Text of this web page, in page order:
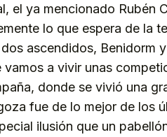
el ya mencionado Rubén
lo que espera de la
ascendidos, Benidorm
vamos a vivir unas
donde se vivió una
fue de lo mejor de los
ilusión que un